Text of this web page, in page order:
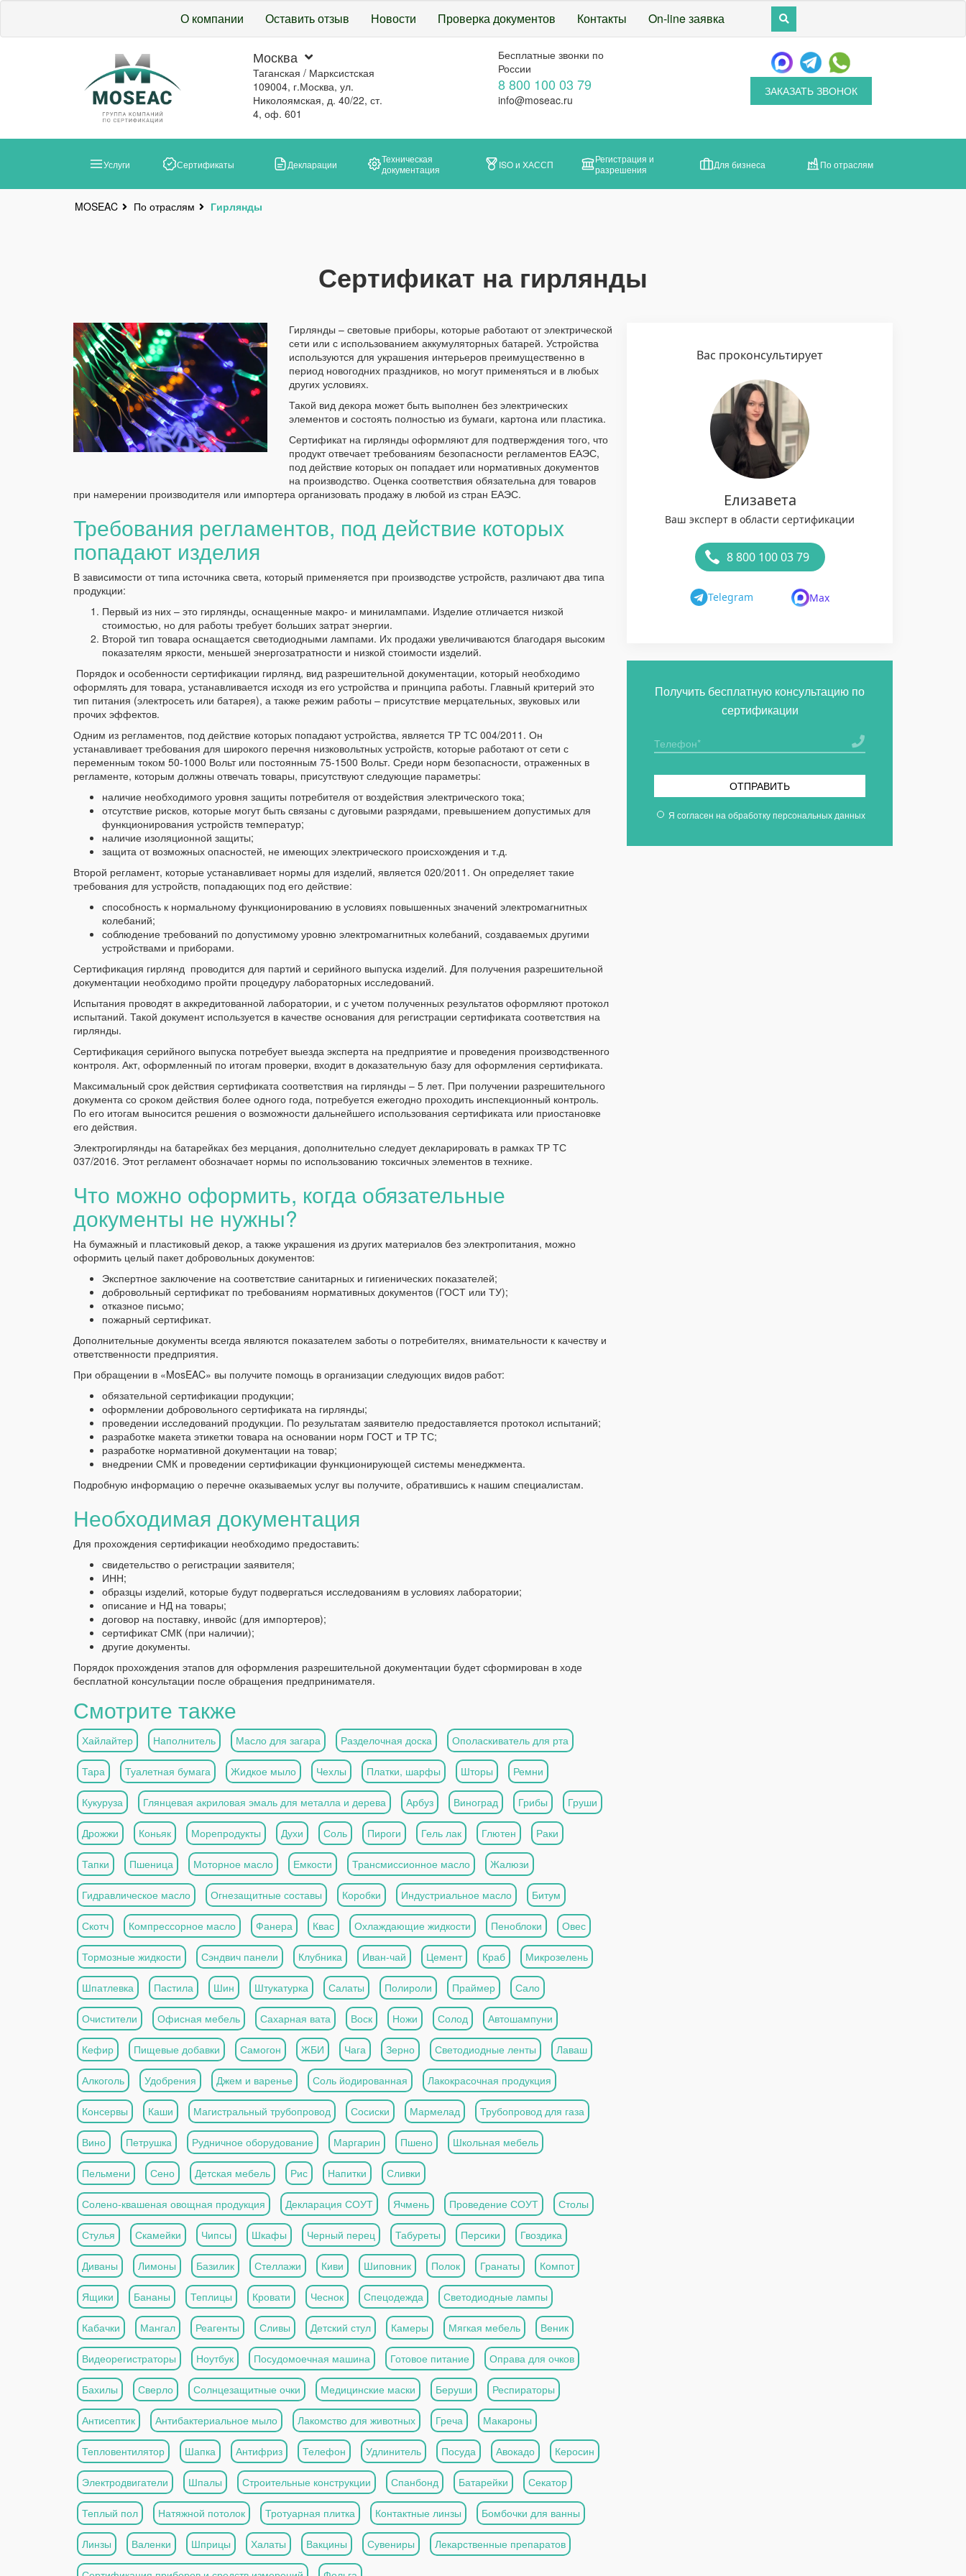
О компании Оставить отзыв Новости Проверка документов Контакты On-line заявка
Москва
Таганская / Марксистская
109004, г.Москва, ул.
Николоямская, д. 40/22, ст.
4, оф. 601
Бесплатные звонки по
России
8 800 100 03 79
info@moseac.ru
ЗАКАЗАТЬ ЗВОНОК
Услуги Сертификаты Декларации
Техническая
документация
ISO и ХАССП
Регистрация и
разрешения
Для бизнеса По отраслям
MOSEAC По отраслям Гирлянды
Сертификат на гирлянды
Гирлянды – световые приборы, которые работают от электрической
сети или с использованием аккумуляторных батарей. Устройства
используются для украшения интерьеров преимущественно в
период новогодних праздников, но могут применяться и в любых
других условиях.
Такой вид декора может быть выполнен без электрических
элементов и состоять полностью из бумаги, картона или пластика.
Сертификат на гирлянды оформляют для подтверждения того, что
продукт отвечает требованиям безопасности регламентов ЕАЭС,
под действие которых он попадает или нормативных документов
на производство. Оценка соответствия обязательна для товаров
при намерении производителя или импортера организовать продажу в любой из стран ЕАЭС.
Требования регламентов, под действие которых
попадают изделия
В зависимости от типа источника света, который применяется при производстве устройств, различают два типа
продукции:
Первый из них – это гирлянды, оснащенные макро- и минилампами. Изделие отличается низкой
стоимостью, но для работы требует больших затрат энергии.
Второй тип товара оснащается светодиодными лампами. Их продажи увеличиваются благодаря высоким
показателям яркости, меньшей энергозатратности и низкой стоимости изделий.
Порядок и особенности сертификации гирлянд, вид разрешительной документации, который необходимо
оформлять для товара, устанавливается исходя из его устройства и принципа работы. Главный критерий это
тип питания (электросеть или батарея), а также режим работы – присутствие мерцательных, звуковых или
прочих эффектов.
Одним из регламентов, под действие которых попадают устройства, является ТР ТС 004/2011. Он
устанавливает требования для широкого перечня низковольтных устройств, которые работают от сети с
переменным током 50-1000 Вольт или постоянным 75-1500 Вольт. Среди норм безопасности, отраженных в
регламенте, которым должны отвечать товары, присутствуют следующие параметры:
наличие необходимого уровня защиты потребителя от воздействия электрического тока;
отсутствие рисков, которые могут быть связаны с дуговыми разрядами, превышением допустимых для
функционирования устройств температур;
наличие изоляционной защиты;
защита от возможных опасностей, не имеющих электрического происхождения и т.д.
Второй регламент, которые устанавливает нормы для изделий, является 020/2011. Он определяет такие
требования для устройств, попадающих под его действие:
способность к нормальному функционированию в условиях повышенных значений электромагнитных
колебаний;
соблюдение требований по допустимому уровню электромагнитных колебаний, создаваемых другими
устройствами и приборами.
Сертификация гирлянд проводится для партий и серийного выпуска изделий. Для получения разрешительной
документации необходимо пройти процедуру лабораторных исследований.
Испытания проводят в аккредитованной лаборатории, и с учетом полученных результатов оформляют протокол
испытаний. Такой документ используется в качестве основания для регистрации сертификата соответствия на
гирлянды.
Сертификация серийного выпуска потребует выезда эксперта на предприятие и проведения производственного
контроля. Акт, оформленный по итогам проверки, входит в доказательную базу для оформления сертификата.
Максимальный срок действия сертификата соответствия на гирлянды – 5 лет. При получении разрешительного
документа со сроком действия более одного года, потребуется ежегодно проходить инспекционный контроль.
По его итогам выносится решения о возможности дальнейшего использования сертификата или приостановке
его действия.
Электрогирлянды на батарейках без мерцания, дополнительно следует декларировать в рамках ТР ТС
037/2016. Этот регламент обозначает нормы по использованию токсичных элементов в технике.
Что можно оформить, когда обязательные
документы не нужны?
На бумажный и пластиковый декор, а также украшения из других материалов без электропитания, можно
оформить целый пакет добровольных документов:
Экспертное заключение на соответствие санитарных и гигиенических показателей;
добровольный сертификат по требованиям нормативных документов (ГОСТ или ТУ);
отказное письмо;
пожарный сертификат.
Дополнительные документы всегда являются показателем заботы о потребителях, внимательности к качеству и
ответственности предприятия.
При обращении в «MosEAC» вы получите помощь в организации следующих видов работ:
обязательной сертификации продукции;
оформлении добровольного сертификата на гирлянды;
проведении исследований продукции. По результатам заявителю предоставляется протокол испытаний;
разработке макета этикетки товара на основании норм ГОСТ и ТР ТС;
разработке нормативной документации на товар;
внедрении СМК и проведении сертификации функционирующей системы менеджмента.
Подробную информацию о перечне оказываемых услуг вы получите, обратившись к нашим специалистам.
Необходимая документация
Для прохождения сертификации необходимо предоставить:
свидетельство о регистрации заявителя;
ИНН;
образцы изделий, которые будут подвергаться исследованиям в условиях лаборатории;
описание и НД на товары;
договор на поставку, инвойс (для импортеров);
сертификат СМК (при наличии);
другие документы.
Порядок прохождения этапов для оформления разрешительной документации будет сформирован в ходе
бесплатной консультации после обращения предпринимателя.
Смотрите также
Хайлайтер Наполнитель Масло для загара Разделочная доска Ополаскиватель для рта
Тара Туалетная бумага Жидкое мыло Чехлы Платки, шарфы Шторы Ремни
Кукуруза Глянцевая акриловая эмаль для металла и дерева Арбуз Виноград Грибы Груши
Дрожжи Коньяк Морепродукты Духи Соль Пироги Гель лак Глютен Раки
Тапки Пшеница Моторное масло Емкости Трансмиссионное масло Жалюзи
Гидравлическое масло Огнезащитные составы Коробки Индустриальное масло Битум
Скотч Компрессорное масло Фанера Квас Охлаждающие жидкости Пеноблоки Овес
Тормозные жидкости Сэндвич панели Клубника Иван-чай Цемент Краб Микрозелень
Шпатлевка Пастила Шин Штукатурка Салаты Полироли Праймер Сало
Очистители Офисная мебель Сахарная вата Воск Ножи Солод Автошампуни
Кефир Пищевые добавки Самогон ЖБИ Чага Зерно Светодиодные ленты Лаваш
Алкоголь Удобрения Джем и варенье Соль йодированная Лакокрасочная продукция
Консервы Каши Магистральный трубопровод Сосиски Мармелад Трубопровод для газа
Вино Петрушка Рудничное оборудование Маргарин Пшено Школьная мебель
Пельмени Сено Детская мебель Рис Напитки Сливки
Солено-квашеная овощная продукция Декларация СОУТ Ячмень Проведение СОУТ Столы
Стулья Скамейки Чипсы Шкафы Черный перец Табуреты Персики Гвоздика
Диваны Лимоны Базилик Стеллажи Киви Шиповник Полок Гранаты Компот
Ящики Бананы Теплицы Кровати Чеснок Спецодежда Светодиодные лампы
Кабачки Мангал Реагенты Сливы Детский стул Камеры Мягкая мебель Веник
Видеорегистраторы Ноутбук Посудомоечная машина Готовое питание Оправа для очков
Бахилы Сверло Солнцезащитные очки Медицинские маски Беруши Респираторы
Антисептик Антибактериальное мыло Лакомство для животных Греча Макароны
Тепловентилятор Шапка Антифриз Телефон Удлинитель Посуда Авокадо Керосин
Электродвигатели Шпалы Строительные конструкции Спанбонд Батарейки Секатор
Теплый пол Натяжной потолок Тротуарная плитка Контактные линзы Бомбочки для ванны
Линзы Валенки Шприцы Халаты Вакцины Сувениры Лекарственные препаратов
Вас проконсультирует
Елизавета
Ваш эксперт в области сертификации
8 800 100 03 79
Telegram Max
Получить бесплатную консультацию по
сертификации
ОТПРАВИТЬ
Я согласен на обработку персональных данных